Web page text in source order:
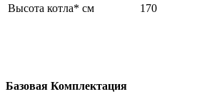
Высота котла* см 170
Базовая Комплектация